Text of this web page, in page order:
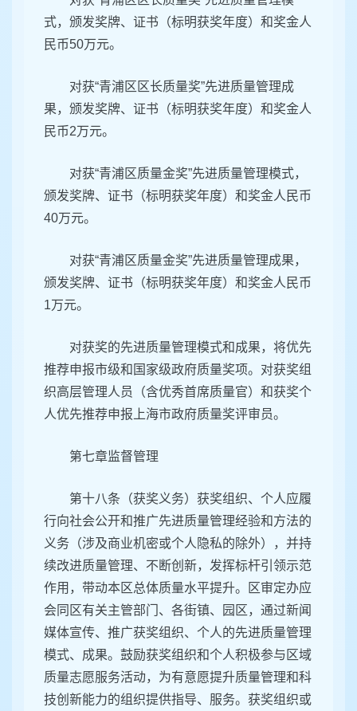
式，颁发奖牌、证书（标明获奖年度）和奖金人
民币50万元。
对获“青浦区区长质量奖”先进质量管理成
果，颁发奖牌、证书（标明获奖年度）和奖金人
民币2万元。
对获“青浦区质量金奖”先进质量管理模式，
颁发奖牌、证书（标明获奖年度）和奖金人民币
40万元。
对获“青浦区质量金奖”先进质量管理成果，
颁发奖牌、证书（标明获奖年度）和奖金人民币
1万元。
对获奖的先进质量管理模式和成果，将优先
推荐申报市级和国家级政府质量奖项。对获奖组
织高层管理人员（含优秀首席质量官）和获奖个
人优先推荐申报上海市政府质量奖评审员。
第七章监督管理
第十八条（获奖义务）获奖组织、个人应履
行向社会公开和推广先进质量管理经验和方法的
义务（涉及商业机密或个人隐私的除外），并持
续改进质量管理、不断创新，发挥标杆引领示范
作用，带动本区总体质量水平提升。区审定办应
会同区有关主管部门、各街镇、园区，通过新闻
媒体宣传、推广获奖组织、个人的先进质量管理
模式、成果。鼓励获奖组织和个人积极参与区域
质量志愿服务活动，为有意愿提升质量管理和科
技创新能力的组织提供指导、服务。获奖组织或